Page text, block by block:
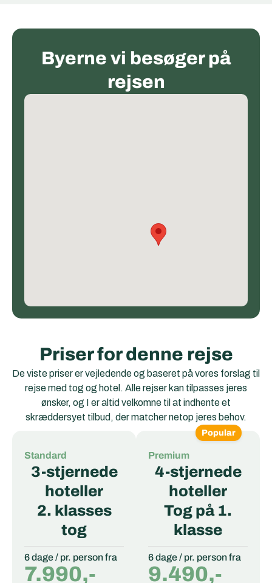
Byerne vi besøger på
rejsen
Priser for denne rejse
De viste priser er vejledende og baseret på vores forslag til
rejse med tog og hotel. Alle rejser kan tilpasses jeres
ønsker, og I er altid velkomne til at indhente et
skræddersyet tilbud, der matcher netop jeres behov.
Standard
3-stjernede
hoteller
2. klasses
tog
6 dage / pr. person fra
7.990,-
Premium
4-stjernede
hoteller
Tog på 1.
klasse
6 dage / pr. person fra
9.490,-
Popular